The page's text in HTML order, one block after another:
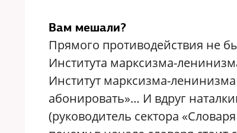
Вам мешали?
Прямого противодействия не
Института марксизма-
Институт марксизма-
абонировать»… И вдруг
(руководитель сектора